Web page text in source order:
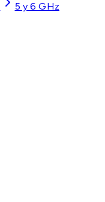
5 y 6 GHz